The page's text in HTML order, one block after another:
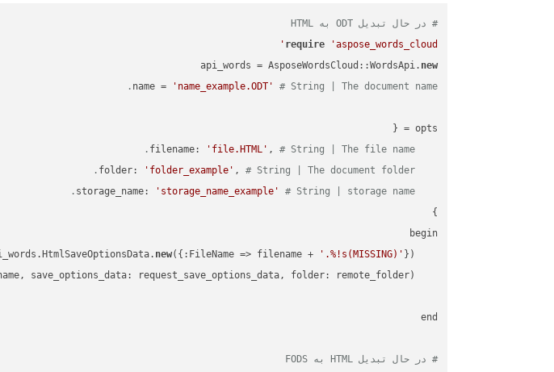
# در حال تبدیل ODT به HTML
require
'aspose_words_cloud'
api_words = AsposeWordsCloud::WordsApi. new
name =
'name_example.ODT' # String | The document name.
    filename:
'file.HTML' , # String | The file name.
    folder:
'folder_example' , # String | The document folder.
    storage_name:
'storage_name_example'
# String | storage name.
new({:FileName => filename + '.%!s(MISSING)'
# در حال تبدیل HTML به FODS